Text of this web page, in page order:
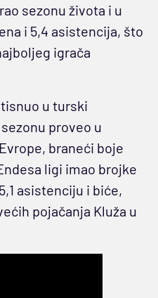
sezonu života i u
i 5,4 asistencija, što
igrača
u turski
proveo u
braneći boje
ligi imao brojke
asistenciju i biće,
pojačanja Kluža u